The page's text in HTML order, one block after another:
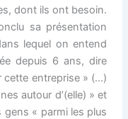
dont ils ont besoin.
sa présentation
lequel on entend
depuis 6 ans, dire
cette entreprise » (…)
autour d’(elle) » et
gens « parmi les plus